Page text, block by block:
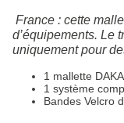
France : cette
d’équipements. Le
uniquement pour
1 mallette
1 système
Bandes Velcro